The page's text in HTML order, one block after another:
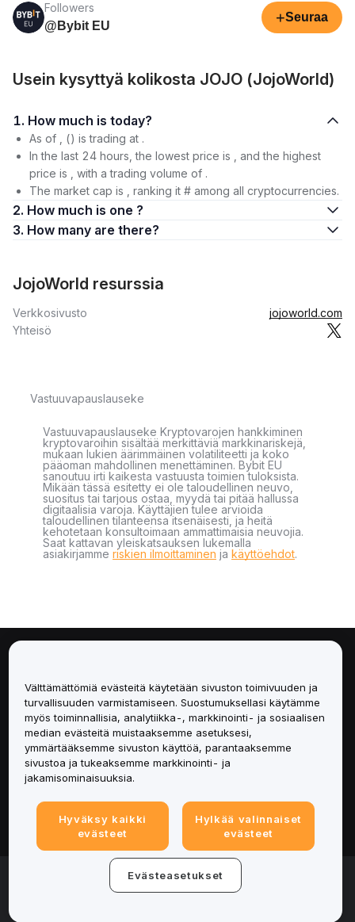
Followers
@Bybit EU
+Seuraa
Usein kysyttyä kolikosta JOJO (JojoWorld)
1. How much is today?
As of , () is trading at .
In the last 24 hours, the lowest price is , and the highest
price is , with a trading volume of .
The market cap is , ranking it # among all cryptocurrencies.
2. How much is one ?
3. How many are there?
JojoWorld resurssia
Verkkosivusto
jojoworld.com
Yhteisö
Vastuuvapauslauseke
Vastuuvapauslauseke Kryptovarojen hankkiminen
kryptovaroihin sisältää merkittäviä markkinariskejä,
mukaan lukien äärimmäinen volatiliteetti ja koko
pääoman mahdollinen menettäminen. Bybit EU
sanoutuu irti kaikesta vastuusta toimien tuloksista.
Mikään tässä esitetty ei ole taloudellinen neuvo,
suositus tai tarjous ostaa, myydä tai pitää hallussa
digitaalisia varoja. Käyttäjien tulee arvioida
taloudellinen tilanteensa itsenäisesti, ja heitä
kehotetaan konsultoimaan ammattimaisia neuvojia.
Saat kattavan yleiskatsauksen lukemalla
asiakirjamme riskien ilmoittaminen ja käyttöehdot.
Palvelut
Tuki
Tuotteet
Lakiasiat
© 2025-2026 Bybit.eu. All rights reserved.
Välttämättömiä evästeitä käytetään sivuston toimivuuden ja
turvallisuuden varmistamiseen. Suostumuksellasi käytämme
myös toiminnallisia, analytiikka-, markkinointi- ja sosiaalisen
median evästeitä muistaaksemme asetuksesi,
ymmärtääksemme sivuston käyttöä, parantaaksemme
sivustoa ja tukeaksemme markkinointi- ja
jakamisominaisuuksia.
Hyväksy kaikki
evästeet
Hylkää valinnaiset
evästeet
Evästeasetukset